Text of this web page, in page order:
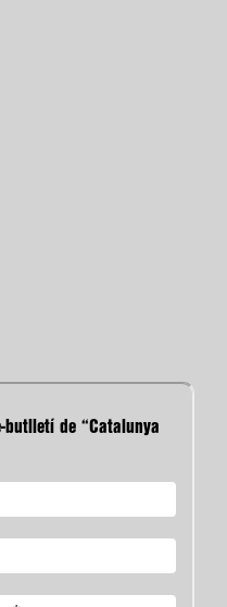
butlletí de “Catalunya